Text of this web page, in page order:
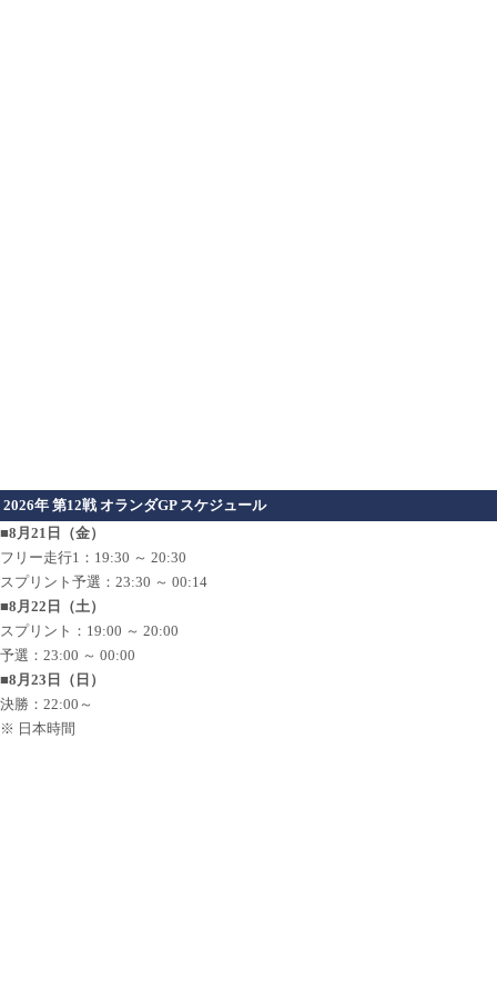
2026年 第12戦 オランダGP スケジュール
■8月21日（金）
フリー走行1：19:30 ～ 20:30
スプリント予選：23:30 ～ 00:14
■8月22日（土）
スプリント：19:00 ～ 20:00
予選：23:00 ～ 00:00
■8月23日（日）
決勝：22:00～
※ 日本時間